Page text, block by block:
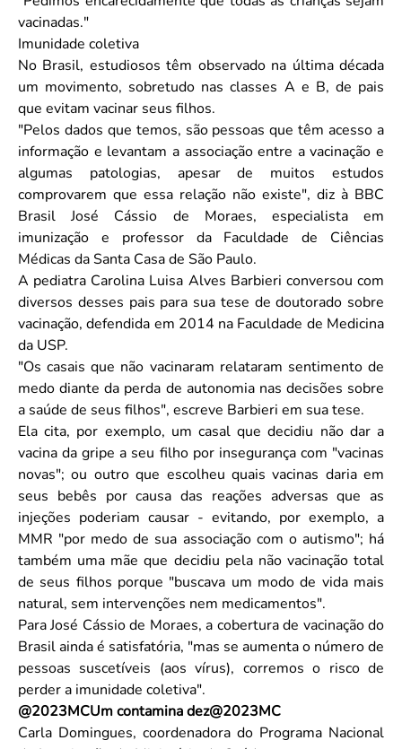
vacinadas."
Imunidade coletiva
No Brasil, estudiosos têm observado na última década
um movimento, sobretudo nas classes A e B, de pais
que evitam vacinar seus filhos.
"Pelos dados que temos, são pessoas que têm acesso a
informação e levantam a associação entre a vacinação e
algumas patologias, apesar de muitos estudos
comprovarem que essa relação não existe", diz à BBC
Brasil José Cássio de Moraes, especialista em
imunização e professor da Faculdade de Ciências
Médicas da Santa Casa de São Paulo.
A pediatra Carolina Luisa Alves Barbieri conversou com
diversos desses pais para sua tese de doutorado sobre
vacinação, defendida em 2014 na Faculdade de Medicina
da USP.
"Os casais que não vacinaram relataram sentimento de
medo diante da perda de autonomia nas decisões sobre
a saúde de seus filhos", escreve Barbieri em sua tese.
Ela cita, por exemplo, um casal que decidiu não dar a
vacina da gripe a seu filho por insegurança com "vacinas
novas"; ou outro que escolheu quais vacinas daria em
seus bebês por causa das reações adversas que as
injeções poderiam causar - evitando, por exemplo, a
MMR "por medo de sua associação com o autismo"; há
também uma mãe que decidiu pela não vacinação total
de seus filhos porque "buscava um modo de vida mais
natural, sem intervenções nem medicamentos".
Para José Cássio de Moraes, a cobertura de vacinação do
Brasil ainda é satisfatória, "mas se aumenta o número de
pessoas suscetíveis (aos vírus), corremos o risco de
perder a imunidade coletiva".
@2023MCUm contamina dez@2023MC
Carla Domingues, coordenadora do Programa Nacional